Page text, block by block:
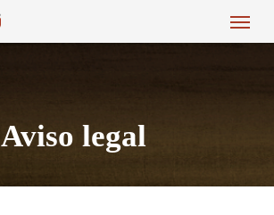
Menu
Aviso legal